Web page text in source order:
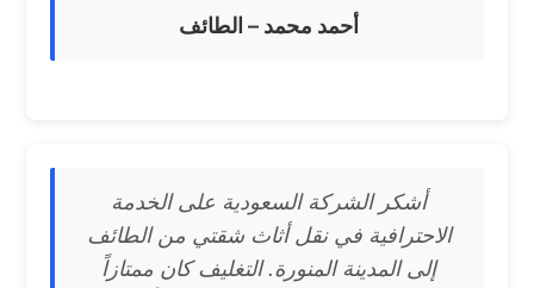
أحمد محمد – الطائف
أشكر الشركة السعودية على الخدمة
الاحترافية في نقل أثاث شقتي من الطائف
إلى المدينة المنورة. التغليف كان ممتازاً